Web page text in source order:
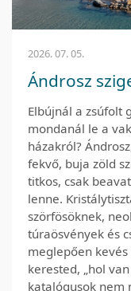
2026. 07. 05.
Ándrosz
Elbújnál a zsúfolt
mondanál le a
házakról?
fekvő, buja zöld
titkos, csak
lenne.
szörfösöknek,
túraösvények és
meglepően
kerested, „hol
katalógusok nem